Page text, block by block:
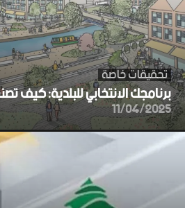
تحقيقات خاصة
برنامجك الانتخابي للبلدية: كيف
11/04/2025